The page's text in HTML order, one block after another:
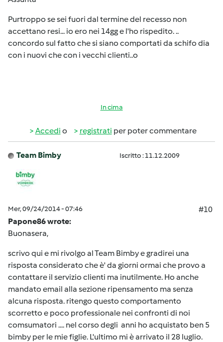
Purtroppo se sei fuori dal termine del recesso non
accettano resi... io ero nei 14gg e l'ho rispedito. ..
concordo sul fatto che si siano comportati da schifo dia
con i nuovi che con i vecchi clienti..o
In cima
Accedi o registrati per poter commentare
Team Bimby Iscritto : 11.12.2009
Mer, 09/24/2014 - 07:46
#10
Papone86 wrote:
Buonasera,
scrivo qui e mi rivolgo al Team Bimby e gradirei una
risposta considerato che è' da giorni ormai che provo a
contattare il servizio clienti ma inutilmente. Ho anche
mandato email alla sezione ripensamento ma senza
alcuna risposta. ritengo questo comportamento
scorretto e poco professionale nei confronti di noi
comsumatori .... nel corso degli anni ho acquistato ben 5
bimby per le mie figlie. L'ultimo mi è arrivato il 28 luglio.